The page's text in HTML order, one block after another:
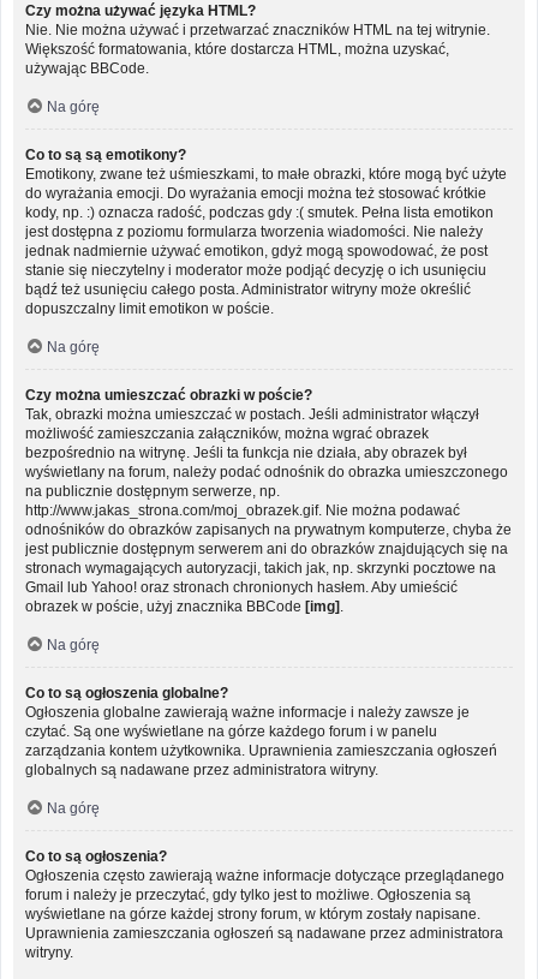
Czy można używać języka HTML?
Nie. Nie można używać i przetwarzać znaczników HTML na tej witrynie.
Większość formatowania, które dostarcza HTML, można uzyskać,
używając BBCode.
Na górę
Co to są są emotikony?
Emotikony, zwane też uśmieszkami, to małe obrazki, które mogą być użyte
do wyrażania emocji. Do wyrażania emocji można też stosować krótkie
kody, np. :) oznacza radość, podczas gdy :( smutek. Pełna lista emotikon
jest dostępna z poziomu formularza tworzenia wiadomości. Nie należy
jednak nadmiernie używać emotikon, gdyż mogą spowodować, że post
stanie się nieczytelny i moderator może podjąć decyzję o ich usunięciu
bądź też usunięciu całego posta. Administrator witryny może określić
dopuszczalny limit emotikon w poście.
Na górę
Czy można umieszczać obrazki w poście?
Tak, obrazki można umieszczać w postach. Jeśli administrator włączył
możliwość zamieszczania załączników, można wgrać obrazek
bezpośrednio na witrynę. Jeśli ta funkcja nie działa, aby obrazek był
wyświetlany na forum, należy podać odnośnik do obrazka umieszczonego
na publicznie dostępnym serwerze, np.
http://www.jakas_strona.com/moj_obrazek.gif. Nie można podawać
odnośników do obrazków zapisanych na prywatnym komputerze, chyba że
jest publicznie dostępnym serwerem ani do obrazków znajdujących się na
stronach wymagających autoryzacji, takich jak, np. skrzynki pocztowe na
Gmail lub Yahoo! oraz stronach chronionych hasłem. Aby umieścić
obrazek w poście, użyj znacznika BBCode [img]
Na górę
Co to są ogłoszenia globalne?
Ogłoszenia globalne zawierają ważne informacje i należy zawsze je
czytać. Są one wyświetlane na górze każdego forum i w panelu
zarządzania kontem użytkownika. Uprawnienia zamieszczania ogłoszeń
globalnych są nadawane przez administratora witryny.
Na górę
Co to są ogłoszenia?
Ogłoszenia często zawierają ważne informacje dotyczące przeglądanego
forum i należy je przeczytać, gdy tylko jest to możliwe. Ogłoszenia są
wyświetlane na górze każdej strony forum, w którym zostały napisane.
Uprawnienia zamieszczania ogłoszeń są nadawane przez administratora
witryny.